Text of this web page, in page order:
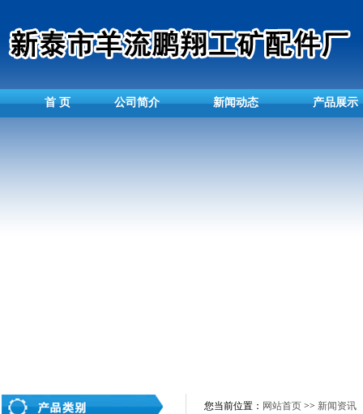
首 页 公司简介 新闻动态 产品展示
您当前位置： 网站首页 >> 新闻资讯